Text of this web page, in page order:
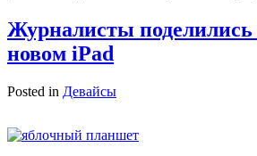
Журналисты
новом iPad
Posted in Девайсы